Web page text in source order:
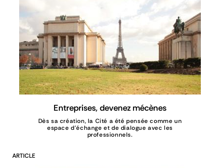
Entreprises, devenez mécènes
Dès sa création, la Cité a été pensée comme un
espace d’échange et de dialogue avec les
professionnels.
ARTICLE